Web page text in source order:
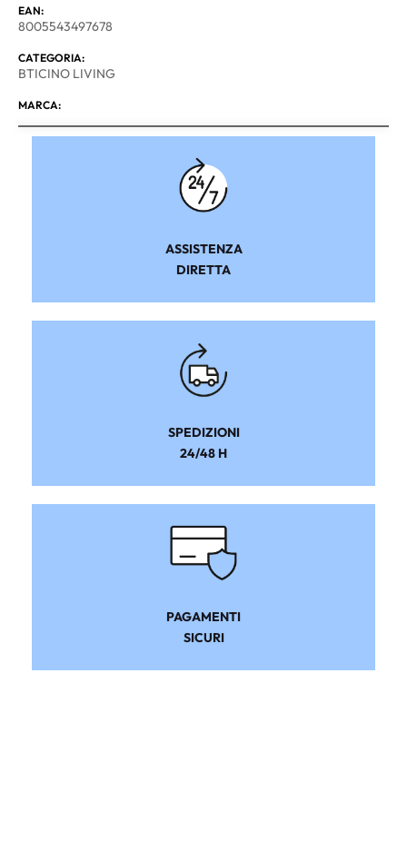
EAN:
8005543497678
CATEGORIA:
BTICINO LIVING
MARCA:
ASSISTENZA
DIRETTA
SPEDIZIONI
24/48 H
PAGAMENTI
SICURI